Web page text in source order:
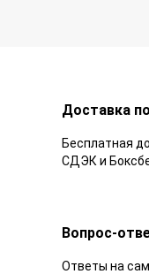
Доставка
Бесплатная
СДЭК и
Вопрос-
Ответы на